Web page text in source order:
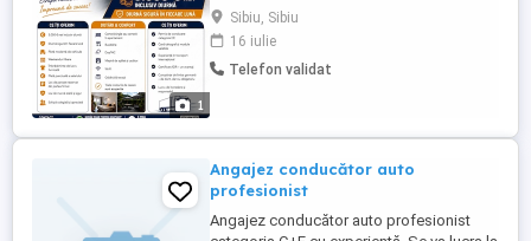
1
Național în Germania Salariu de la 3.000
NET lună + Cazare asigurată Căutăm
șoferi profesioniști categoria CE pentru
transport național de marfă în Germania.
...
Sibiu, Sibiu
16 iulie
Telefon validat
Angajez conducător auto
profesionist
Angajez conducător auto profesionist